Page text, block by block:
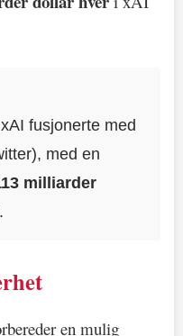
fusjonerte med
med en
milliarder
en mulig